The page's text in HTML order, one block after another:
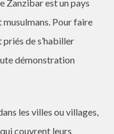
Zanzibar est un pays
Pour faire
de s’habiller
démonstration
les villes ou villages,
couvrent leurs